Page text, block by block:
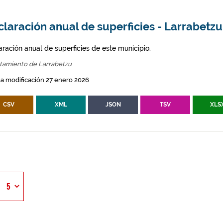
anual de superficies - Larrabetzu
anual de superficies de este municipio.
de Larrabetzu
modificación 27 enero 2026
CSV XML JSON TSV